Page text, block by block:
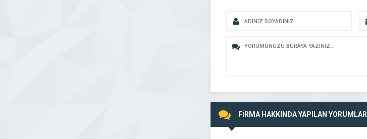
FİRMA HAKKINDA YAPILAN YORUMLAR